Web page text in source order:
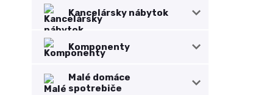
Kancelársky nábytok
Komponenty
Malé domáce
spotrebiče